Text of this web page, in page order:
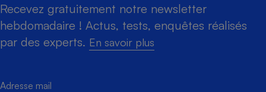
Recevez gratuitement notre newsletter
hebdomadaire ! Actus, tests, enquêtes réalisés
par des experts. En savoir plus
Adresse mail